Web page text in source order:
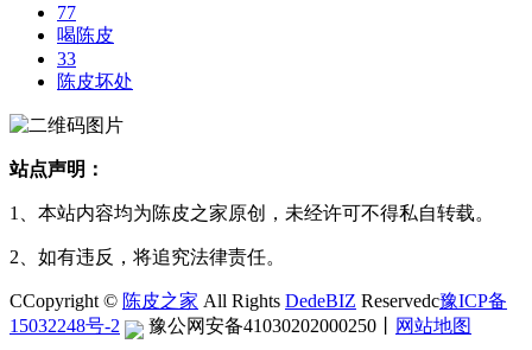
77
喝陈皮
33
陈皮坏处
站点声明：
1、本站内容均为陈皮之家原创，未经许可不得私自转载。
2、如有违反，将追究法律责任。
CCopyright © 陈皮之家 All Rights DedeBIZ Reservedc豫ICP备
15032248号-2
豫公网安备41030202000250 网站地图